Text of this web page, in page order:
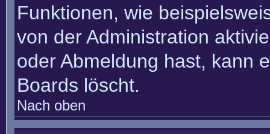
Funktionen, wie
von der Administration
oder Abmeldung hast, kann
Boards löscht.
Nach oben